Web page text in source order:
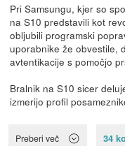
Pri Samsungu, kjer so
na S10 predstavili kot
obljubili programski
uporabnike že obvestile,
avtentikacije s pomočjo
Bralnik na S10 sicer
izmerijo profil
Preberi več 34